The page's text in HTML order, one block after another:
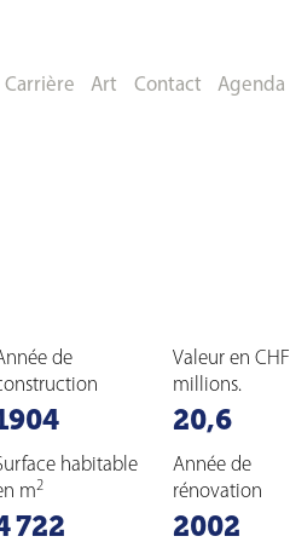
Carrière Art Contact Agenda
de
Valeur en CHF
millions.
20,6
habitable
m2
722
Année de
rénovation
2002